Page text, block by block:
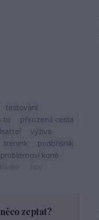
testování
to
přirozená cesta
výživa
trénink
podbřišník
problémoví koně
tipy
závodyzeptat?